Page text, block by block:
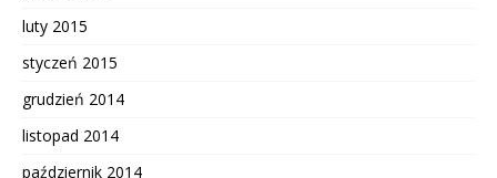
luty 2015
styczeń 2015
grudzień 2014
listopad 2014
październik 2014